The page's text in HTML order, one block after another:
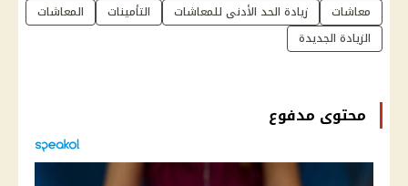
معاشات زيادة الحد الأدنى للمعاشات التأمينات
المعاشات
الزيادة الجديدة
محتوى مدفوع